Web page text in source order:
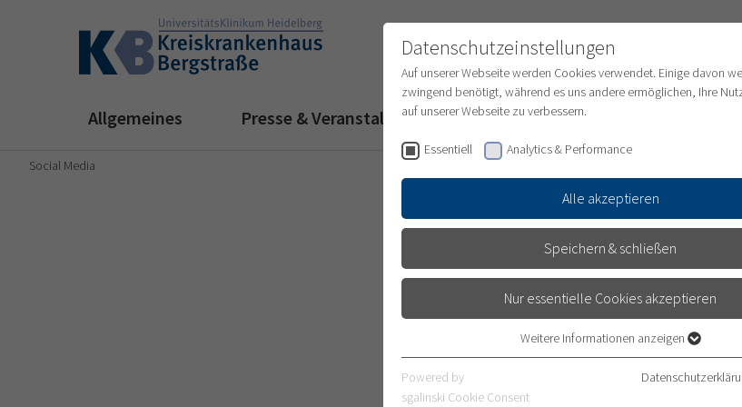
Allgemeines Presse & Veranstaltungen Medizinische Abteilungen
Social Media
Datenschutzeinstellungen
Auf unserer Webseite werden Cookies verwendet. Einige davon
zwingend benötigt, während es uns andere ermöglichen, Ihre
auf unserer Webseite zu verbessern.
Essentiell Analytics & Performance
Alle akzeptieren
Speichern & schließen
Nur essentielle Cookies akzeptieren
Essentielle Cookies werden für grundlegende Funktionen der
benötigt. Dadurch ist gewährleistet, dass die Webseite
Weitere Informationen anzeigen
Powered by
sgalinski Cookie Consent